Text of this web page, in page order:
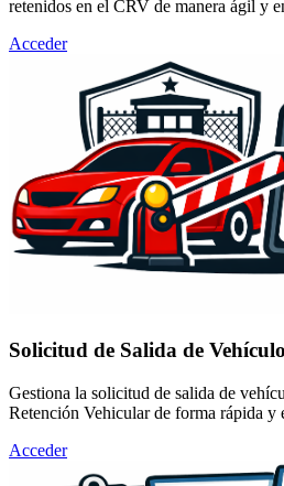
retenidos en el CRV de manera ágil y
Acceder
Solicitud de Salida de
Gestiona la solicitud de salida de
Retención Vehicular de forma rápida y
Acceder